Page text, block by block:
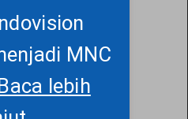
MNC
lebih